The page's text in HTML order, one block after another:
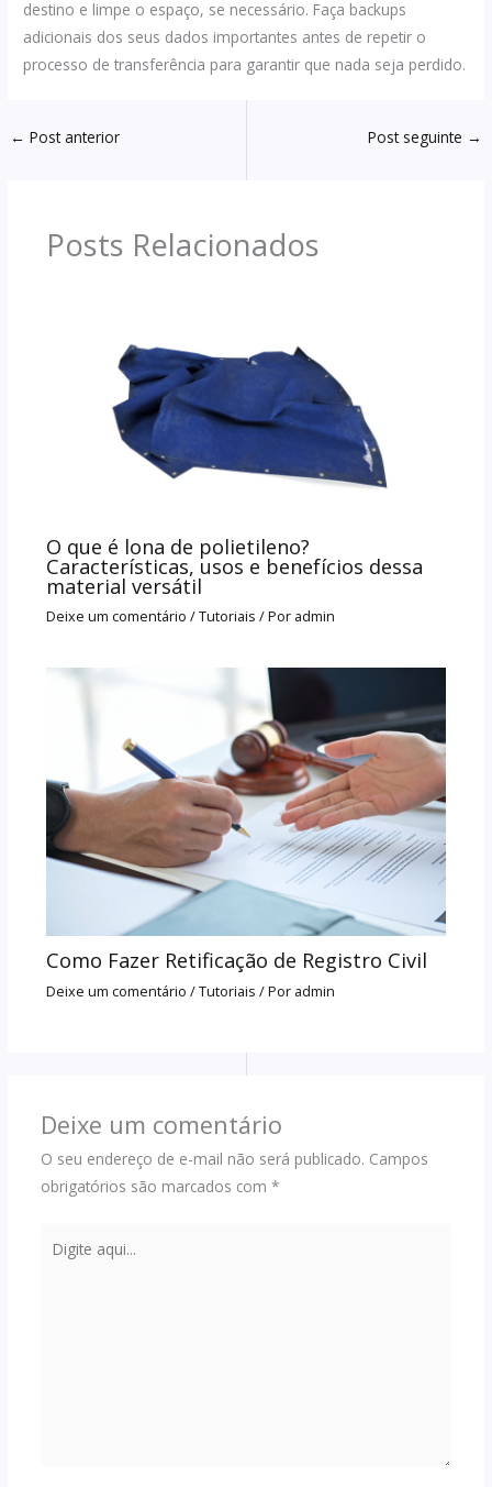
destino e limpe o espaço, se necessário. Faça backups
adicionais dos seus dados importantes antes de repetir o
processo de transferência para garantir que nada seja perdido.
← Post anterior Post seguinte →
Posts Relacionados
O que é lona de polietileno?
Características, usos e benefícios dessa
material versátil
Deixe um comentário /Tutoriais / Por admin
Como Fazer Retificação de Registro Civil
Deixe um comentário /Tutoriais / Por admin
Deixe um comentário
O seu endereço de e-mail não será publicado. Campos
obrigatórios são marcados com *
aqui...